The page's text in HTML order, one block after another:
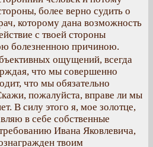
более верно судить о
которому дана возможность
с твоей стороны
болезненною причиною.
ощущений, всегда
что мы совершенно
что мы обязательно
пожалуйста, вправе ли мы
В силу этого я, мое золотце,
в себе собственные
Ивана Яковлевича,
твоим